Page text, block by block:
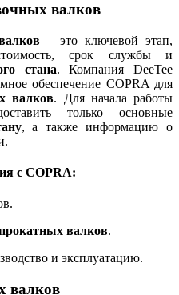
валков
– это ключевой этап,
срок службы и
стана. Компания DeeTee
обеспечение COPRA для
валков. Для начала работы
только основные
, а также информацию о
с COPRA:
валков.
и эксплуатацию.
валков